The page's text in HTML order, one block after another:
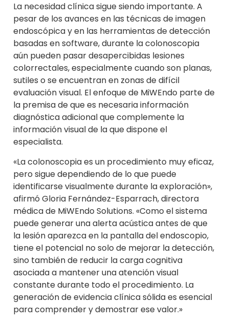
La necesidad clínica sigue siendo importante. A
pesar de los avances en las técnicas de imagen
endoscópica y en las herramientas de detección
basadas en software, durante la colonoscopia
aún pueden pasar desapercibidas lesiones
colorrectales, especialmente cuando son planas,
sutiles o se encuentran en zonas de difícil
evaluación visual. El enfoque de MiWEndo parte de
la premisa de que es necesaria información
diagnóstica adicional que complemente la
información visual de la que dispone el
especialista.
«La colonoscopia es un procedimiento muy eficaz,
pero sigue dependiendo de lo que puede
identificarse visualmente durante la exploración»,
afirmó Gloria Fernández-Esparrach, directora
médica de MiWEndo Solutions. «Como el sistema
puede generar una alerta acústica antes de que
la lesión aparezca en la pantalla del endoscopio,
tiene el potencial no solo de mejorar la detección,
sino también de reducir la carga cognitiva
asociada a mantener una atención visual
constante durante todo el procedimiento. La
generación de evidencia clínica sólida es esencial
para comprender y demostrar ese valor.»